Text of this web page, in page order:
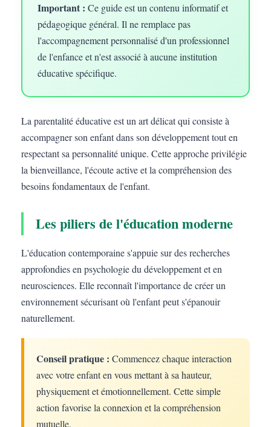
Important : Ce guide est un contenu informatif et
pédagogique général. Il ne remplace pas
l'accompagnement personnalisé d'un professionnel
de l'enfance et n'est associé à aucune institution
éducative spécifique.
La parentalité éducative est un art délicat qui consiste à
accompagner son enfant dans son développement tout en
respectant sa personnalité unique. Cette approche privilégie
la bienveillance, l'écoute active et la compréhension des
besoins fondamentaux de l'enfant.
Les piliers de l'éducation moderne
L'éducation contemporaine s'appuie sur des recherches
approfondies en psychologie du développement et en
neurosciences. Elle reconnaît l'importance de créer un
environnement sécurisant où l'enfant peut s'épanouir
naturellement.
Conseil pratique : Commencez chaque interaction
avec votre enfant en vous mettant à sa hauteur,
physiquement et émotionnellement. Cette simple
action favorise la connexion et la compréhension
mutuelle.